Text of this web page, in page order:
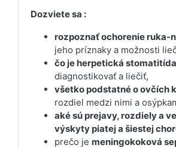
Dozviete sa :
rozpoznať ochorenie ruka-
jeho príznaky a možnosti
čo je herpetická stomatitída
diagnostikovať a liečiť,
všetko podstatné o ovčích
rozdiel medzi nimi a
aké sú prejavy, rozdiely a
výskyty piatej a šiestej
prečo je meningokoková